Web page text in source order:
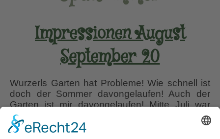
Impressionen August
September 20
Wurzerls Garten hat Probleme! Wie schnell ist
doch der Sommer davongelaufen! Auch der
Garten ist mir davongelaufen! Mitte Juli war
meine kleine Gartenwelt noch in Ordnung.
Dann kamen die Sommergewitter, damit der